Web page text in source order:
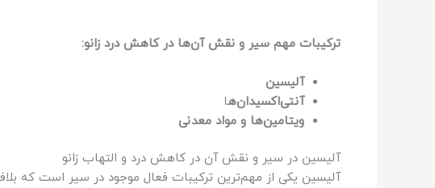
ترکیبات مهم سیر و نقش آن‌ها در کاهش درد زانو:
آلیسین
آنتی‌اکسیدان‌ها
ویتامین‌ها و مواد معدنی
آلیسین در سیر و نقش آن در کاهش درد و التهاب زانو
آلیسین یکی از مهم‌ترین ترکیبات فعال موجود در سیر است که